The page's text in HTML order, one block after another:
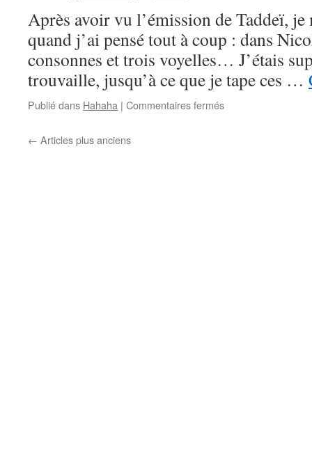
Après avoir vu l’émission de Taddeï, je
quand j’ai pensé tout à coup : dans
consonnes et trois voyelles… J’étais
trouvaille, jusqu’à ce que je tape ces …
Publié dans Hahaha | Commentaires ferméssur
← Articles plus anciens